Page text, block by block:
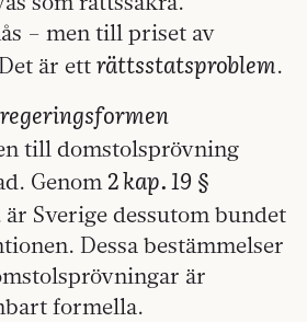
– men till priset av
är ett rättsstatsproblem.
regeringsformen
till domstolsprövning
Genom2 kap. 19 §
är Sverige dessutom bundet
Dessa bestämmelser
är
formella.